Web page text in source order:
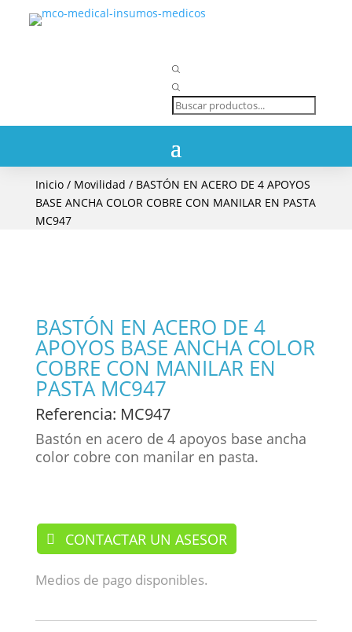
Búsqueda
de
Inicio/ Movilidad / BASTÓN EN ACERO DE 4 APOYOS
BASE ANCHA COLOR COBRE CON MANILAR EN PASTA
MC947
BASTÓN EN ACERO DE 4
APOYOS BASE ANCHA COLOR
COBRE CON MANILAR EN
PASTA MC947
Referencia: MC947
Bastón en acero de 4 apoyos base ancha
color cobre con manilar en pasta.
CONTACTAR UN ASESOR
Medios de pago disponibles.